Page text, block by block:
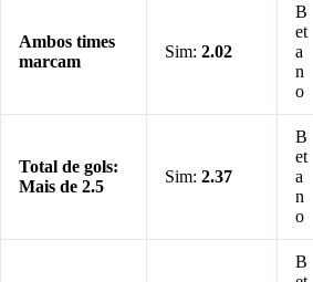
Ambos times
marcam
Sim: 2.02
B
et
a
n
o
Total de gols:
Mais de 2.5
Sim: 2.37
B
et
a
n
o
B